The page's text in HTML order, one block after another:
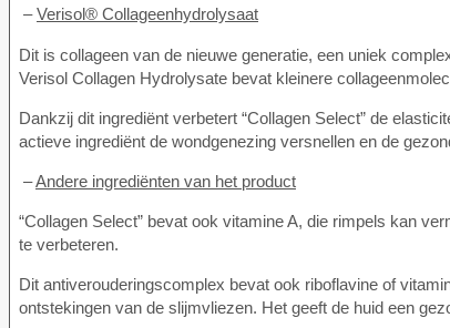
–Verisol® Collageenhydrolysaat
Dit is collageen van de nieuwe generatie, een uniek
Verisol Collagen Hydrolysate bevat kleinere
Dankzij dit ingrediënt verbetert “Collagen Select” de
actieve ingrediënt de wondgenezing versnellen en de
–Andere ingrediënten van het product
“Collagen Select” bevat ook vitamine A, die rimpels kan
te verbeteren.
Dit antiverouderingscomplex bevat ook riboflavine of
ontstekingen van de slijmvliezen. Het geeft de huid een